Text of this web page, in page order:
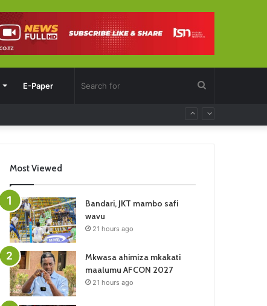
E-Paper
Most Viewed
Bandari, JKT mambo safi
wavu
21 hours ago
Mkwasa ahimiza mkakati
maalumu AFCON 2027
21 hours ago